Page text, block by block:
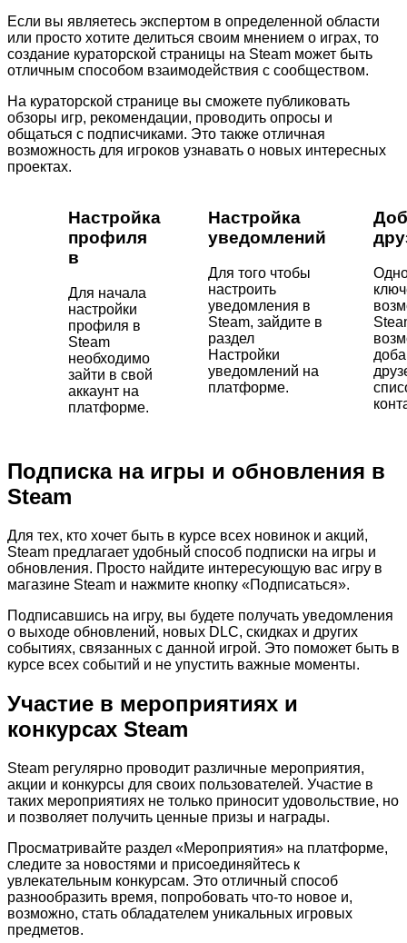
Если вы являетесь экспертом в определенной области
или просто хотите делиться своим мнением о играх, то
создание кураторской страницы на Steam может быть
отличным способом взаимодействия с сообществом.
На кураторской странице вы сможете публиковать
обзоры игр, рекомендации, проводить опросы и
общаться с подписчиками. Это также отличная
возможность для игроков узнавать о новых интересных
проектах.
Настройка
профиля
в
Для начала
настройки
профиля в
Steam
необходимо
зайти в свой
аккаунт на
платформе.
Настройка
уведомлений
Для того чтобы
настроить
уведомления в
Steam, зайдите в
раздел
Настройки
уведомлений на
платформе.
Подписка на игры и обновления в
Steam
Для тех, кто хочет быть в курсе всех новинок и акций,
Steam предлагает удобный способ подписки на игры и
обновления. Просто найдите интересующую вас игру в
магазине Steam и нажмите кнопку «Подписаться».
Подписавшись на игру, вы будете получать уведомления
о выходе обновлений, новых DLC, скидках и других
событиях, связанных с данной игрой. Это поможет быть в
курсе всех событий и не упустить важные моменты.
Участие в мероприятиях и
конкурсах Steam
Steam регулярно проводит различные мероприятия,
акции и конкурсы для своих пользователей. Участие в
таких мероприятиях не только приносит удовольствие, но
и позволяет получить ценные призы и награды.
Просматривайте раздел «Мероприятия» на платформе,
следите за новостями и присоединяйтесь к
увлекательным конкурсам. Это отличный способ
разнообразить время, попробовать что-то новое и,
возможно, стать обладателем уникальных игровых
предметов.